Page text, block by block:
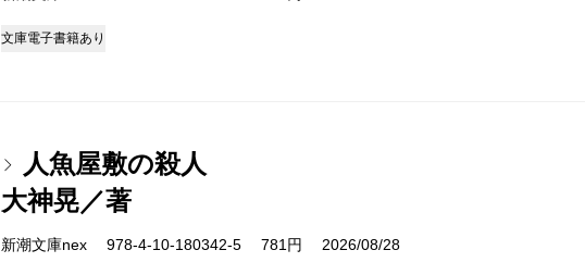
文庫電子書籍あり
人魚屋敷の殺人
大神晃／著
新潮文庫nex 978-4-10-180342-5 781円 2026/08/28